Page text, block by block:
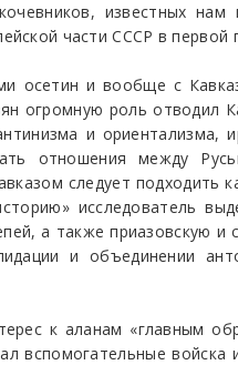
кочевников, известных
части СССР в первой
осетин и вообще с
огромную роль
и
отношения между
следует подходить
исследователь
а также приазовскую
и объединении
к аланам «главным
вспомогательные